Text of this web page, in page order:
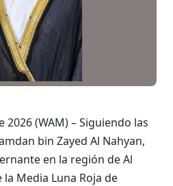
2026 (WAM) – Siguiendo las
bin Zayed Al Nahyan,
en la región de Al
Media Luna Roja de